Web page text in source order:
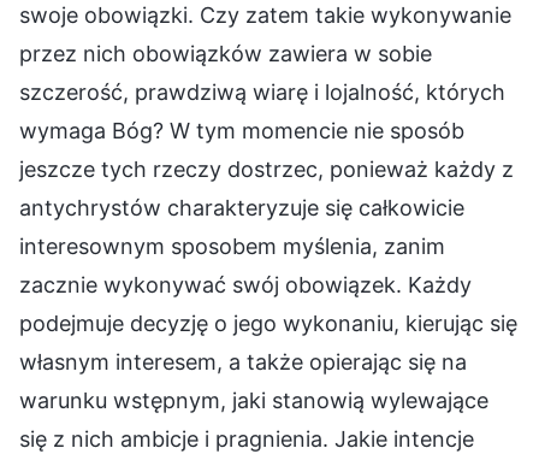
swoje obowiązki. Czy zatem takie wykonywanie
przez nich obowiązków zawiera w sobie
szczerość, prawdziwą wiarę i lojalność, których
wymaga Bóg? W tym momencie nie sposób
jeszcze tych rzeczy dostrzec, ponieważ każdy z
antychrystów charakteryzuje się całkowicie
interesownym sposobem myślenia, zanim
zacznie wykonywać swój obowiązek. Każdy
podejmuje decyzję o jego wykonaniu, kierując się
własnym interesem, a także opierając się na
warunku wstępnym, jaki stanowią wylewające
się z nich ambicje i pragnienia. Jakie intencje